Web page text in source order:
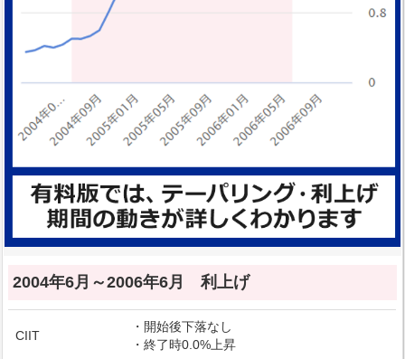
2004年6月～2006年6月 利上げ
CIIT
・開始後下落なし
・終了時0.0%上昇